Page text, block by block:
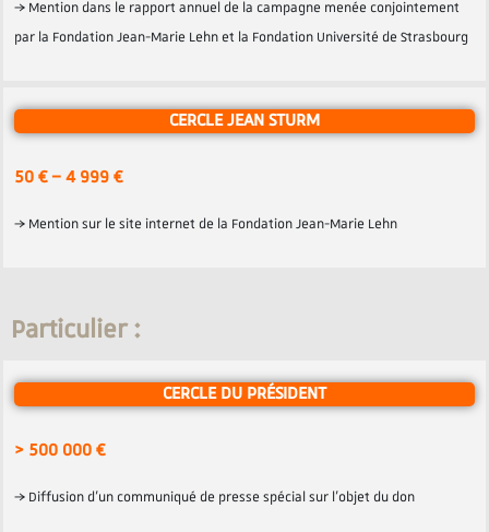
→ Mention dans le rapport annuel de la campagne menée conjointement
par la Fondation Jean-Marie Lehn et la Fondation Université de Strasbourg
CERCLE JEAN STURM
50 € – 4 999 €
→ Mention sur le site internet de la Fondation Jean-Marie Lehn
Particulier :
CERCLE DU PRÉSIDENT
> 500 000 €
→ Diffusion d’un communiqué de presse spécial sur l’objet du don